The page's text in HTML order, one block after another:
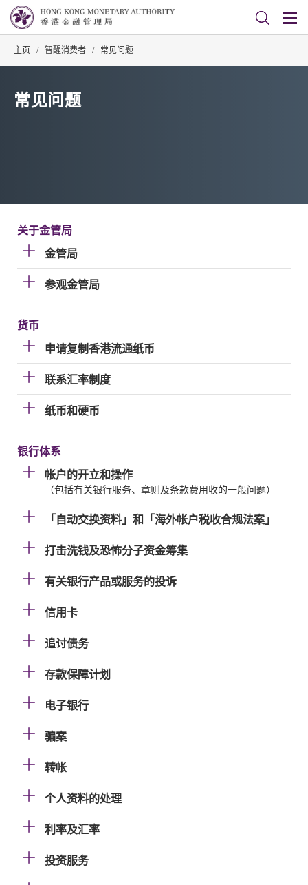
主页 / 智醒消费者 / 常见问题
常见问题
关于金管局
金管局
参观金管局
货币
申请复制香港流通纸币
联系汇率制度
纸币和硬币
银行体系
帐户的开立和操作
（包括有关银行服务、章则及条款费用收的一般问题）
「自动交换资料」和「海外帐户税收合规法案」
打击洗钱及恐怖分子资金筹集
有关银行产品或服务的投诉
信用卡
追讨债务
存款保障计划
电子银行
骗案
转帐
个人资料的处理
利率及汇率
投资服务